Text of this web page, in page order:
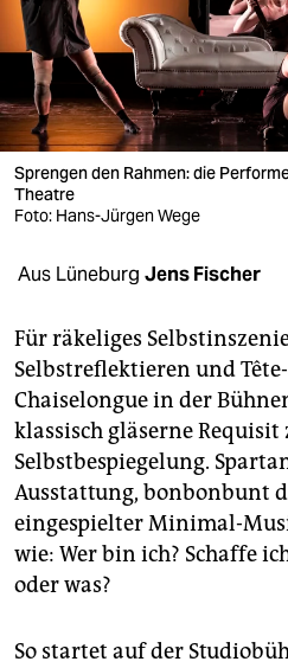
wahrheit
verlag
verlag
veranstaltungen
shop
fragen & hilfe
abo
genossenschaft
epaper login
Sprengen den Rahmen: die
Theatre
Foto: Hans-Jürgen Wege
Aus Lüneburg Jens Fischer
Für räkeliges
Selbstreflektieren und
Chaiselongue in der
klassisch gläserne Requisit
Selbstbespiegelung.
Ausstattung, bonbonbunt
eingespielter Minimal-
wie: Wer bin ich? Schaffe
oder was?
So startet auf der